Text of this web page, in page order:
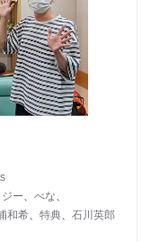
ー、 べな、
和希、 特典、 石川英郎